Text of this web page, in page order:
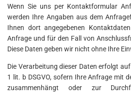
Wenn Sie uns per Kontaktformular
werden Ihre Angaben aus dem
Ihnen dort angegebenen
Anfrage und für den Fall von
Diese Daten geben wir nicht ohne Ihre
Die Verarbeitung dieser Daten erfolgt
1 lit. b DSGVO, sofern Ihre Anfrage mit
zusammenhängt oder zur